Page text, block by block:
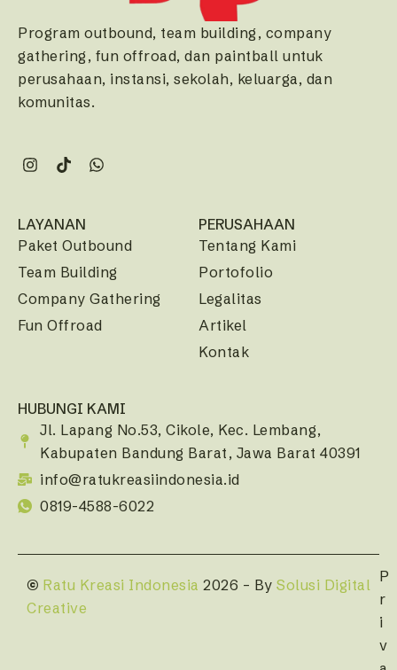
Program outbound, team building, company
gathering, fun offroad, dan paintball untuk
perusahaan, instansi, sekolah, keluarga, dan
komunitas.
LAYANAN
Paket Outbound
Team Building
Company Gathering
Fun Offroad
PERUSAHAAN
Tentang Kami
Portofolio
Legalitas
Artikel
Kontak
HUBUNGI KAMI
Jl. Lapang No.53, Cikole, Kec. Lembang,
Kabupaten Bandung Barat, Jawa Barat 40391
info@ratukreasiindonesia.id
0819-4588-6022
© Ratu Kreasi Indonesia 2026 – By Solusi Digital
Creative
P
r
i
v